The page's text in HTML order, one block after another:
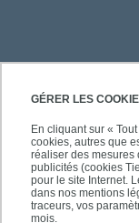
GÉRER LES
En cliquant sur «
cookies, autres que
réaliser des mesures
publicités (cookies
pour le site Internet.
dans nos mentions
traceurs, vos
mois.
PRATIQUE
ACCÈS RAPIDES